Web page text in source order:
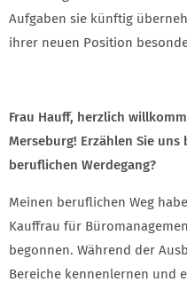
Aufgaben sie künftig
ihrer neuen Position
Frau Hauff, herzlich
Merseburg! Erzählen Sie
beruflichen Werdegang?
Meinen beruflichen Weg
Kauffrau für
begonnen. Während der
Bereiche kennenlernen und